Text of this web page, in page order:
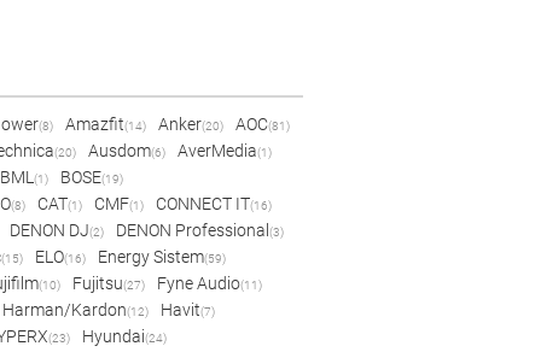
(8) Amazfit(14) Anker(20) AOC(81)
(20) Ausdom(6) AverMedia(1)
BML(1) BOSE(19)
(8) CAT(1) CMF(1) CONNECT IT(16)
DENON DJ(2) DENON Professional (3)
(15) ELO(16) Energy Sistem(59)
(10) Fujitsu(27) Fyne Audio(11)
Harman/Kardon(12) Havit(7)
(23) Hyundai(24)